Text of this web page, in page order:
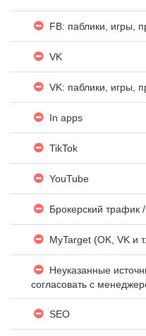
FB: паблики, игры,
VK
VK: паблики, игры,
In apps
TikTok
YouTube
Брокерский трафик
MyTarget (OK, VK и
Неуказанные
согласовать с
SEO